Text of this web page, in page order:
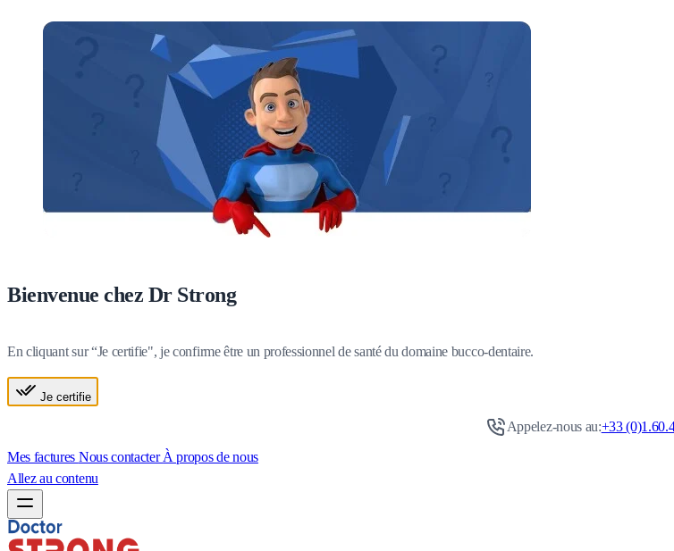
Bienvenue chez Dr Strong
En cliquant sur “Je certifie", je confirme être un professionnel de santé du domaine bucco-dentaire.
Je certifie
Appelez-nous au:+33
Mes factures Nous contacterÀ propos de nous
Allez au contenu